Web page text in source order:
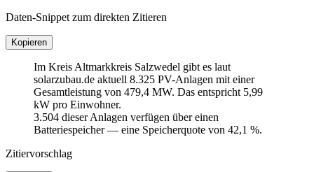
Daten-Snippet zum direkten Zitieren
Kopieren
Im Kreis Altmarkkreis Salzwedel gibt es laut
solarzubau.de aktuell 8.325 PV-Anlagen mit einer
Gesamtleistung von 479,4 MW. Das entspricht 5,99
kW pro Einwohner.
3.504 dieser Anlagen verfügen über einen
Batteriespeicher — eine Speicherquote von 42,1 %.
Zitiervorschlag